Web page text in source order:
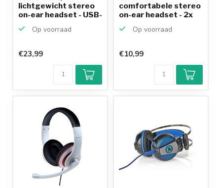
lichtgewicht stereo
on-ear headset - USB-
Op voorraad
€23,99
comfortabele stereo
on-ear headset - 2x
Op voorraad
€10,99